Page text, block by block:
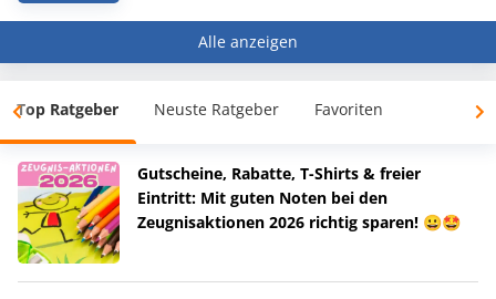
Alle anzeigen
Top Ratgeber Neuste Ratgeber Favoriten
Gutscheine, Rabatte, T-Shirts & freier
Eintritt: Mit guten Noten bei den
Zeugnisaktionen 2026 richtig sparen! 😀🤩